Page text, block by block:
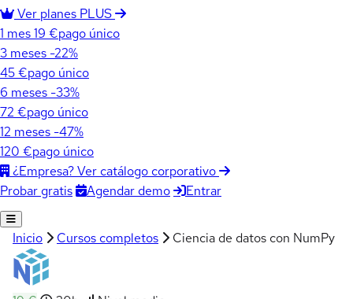
Ver planes PLUS
1 mes19 €pago único
3 meses -22%
45 €pago único
6 meses -33%
72 €pago único
12 meses -47%
120 €pago único
¿Empresa? Ver catálogo corporativo
Probar gratis
Agendar demo Entrar
Inicio Cursos completos Ciencia de datos con NumPy